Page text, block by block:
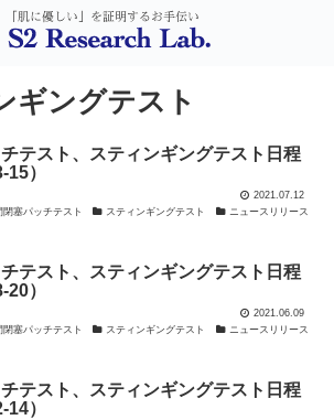
ギングテスト
テスト、スティンギングテスト日程
）
2021.07.12
閉塞パッチテスト
スティンギングテスト ニュースリリース
テスト、スティンギングテスト日程
）
2021.06.09
閉塞パッチテスト
スティンギングテスト ニュースリリース
テスト、スティンギングテスト日程
）